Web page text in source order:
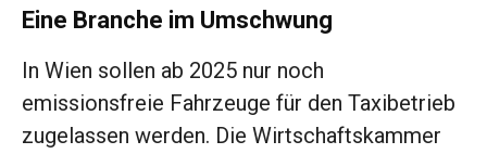
Eine Branche im Umschwung
In Wien sollen ab 2025 nur noch
emissionsfreie Fahrzeuge für den Taxibetrieb
zugelassen werden. Die Wirtschaftskammer